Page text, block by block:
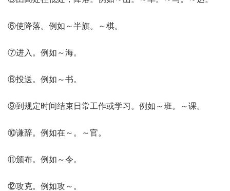
⑥使降落。例如～半旗。～棋。
⑦进入。例如～海。
⑧投送。例如～书。
⑨到规定时间结束日常工作或学习。例如～班。～课。
⑩谦辞。例如在～。～官。
⑪颁布。例如～令。
⑫攻克。例如攻～。